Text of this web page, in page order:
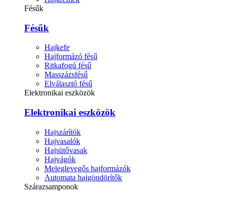
Fésűk
Fésűk
Hajkefe
Hajformázó fésű
Ritkafogú fésű
Masszázsfésű
Elválasztó fésű
Elektronikai eszközök
Elektronikai eszközök
Hajszárítók
Hajvasalók
Hajsütővasak
Hajvágók
Meleglevegős hajformázók
Automata hajgöndörítők
Szárazsamponok